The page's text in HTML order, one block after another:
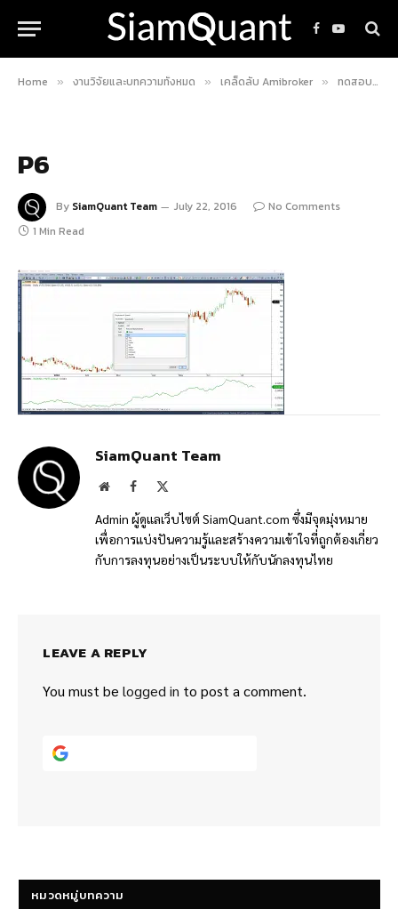
Facebook
YouTube
Home » งานวิจัยและบทความทั้งหมด » เคล็ดลับ Amibroker » ทดสอบความแข็งแกร่งของหุ้นด้วย “Price Relative”
P6
By SiamQuant Team July 22, 2016
No Comments
1 Min Read
SiamQuant Team
WebsiteFacebook
Admin ผู้ดูแลเว็บไซต์ SiamQuant.com ซึ่งมีจุดมุ่งหมาย
เพื่อการแบ่งปันความรู้และสร้างความเข้าใจที่ถูกต้องเกี่ยว
กับการลงทุนอย่างเป็นระบบให้กับนักลงทุนไทย
LEAVE A REPLY
You must be logged in to post a comment.
หมวดหมู่บทความ